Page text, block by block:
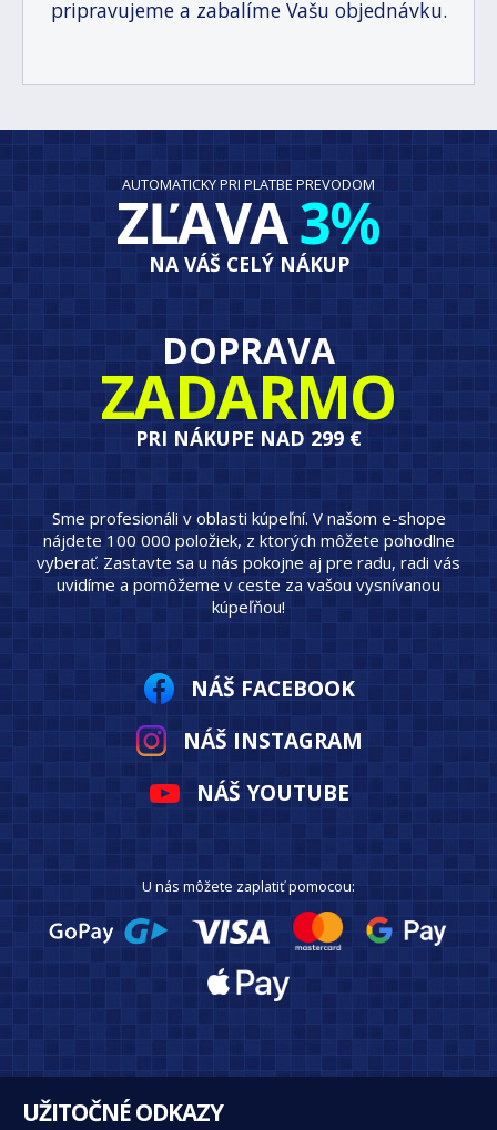
pripravujeme a zabalíme Vašu objednávku.
AUTOMATICKY PRI PLATBE PREVODOM
ZĽAVA3%
NA VÁŠ CELÝ NÁKUP
DOPRAVA
ZADARMO
PRI NÁKUPE NAD 299 €
Sme profesionáli v oblasti kúpeľní. V našom e-shope
nájdete 100 000 položiek, z ktorých môžete pohodlne
vyberať. Zastavte sa u nás pokojne aj pre radu, radi vás
uvidíme a pomôžeme v ceste za vašou vysnívanou
kúpeľňou!
NÁŠ FACEBOOK
NÁŠ INSTAGRAM
NÁŠ YOUTUBE
U nás môžete zaplatiť pomocou:
UŽITOČNÉ ODKAZY